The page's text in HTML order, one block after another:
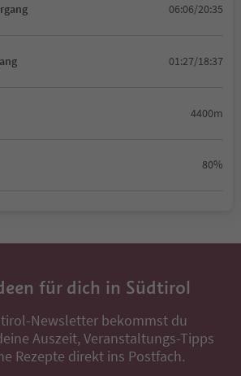
06:06/20:35
01:27/18:37
4400m
80%
für dich in Südtirol
Newsletter bekommst du
Auszeit, Veranstaltungs-Tipps
Rezepte direkt ins Postfach.